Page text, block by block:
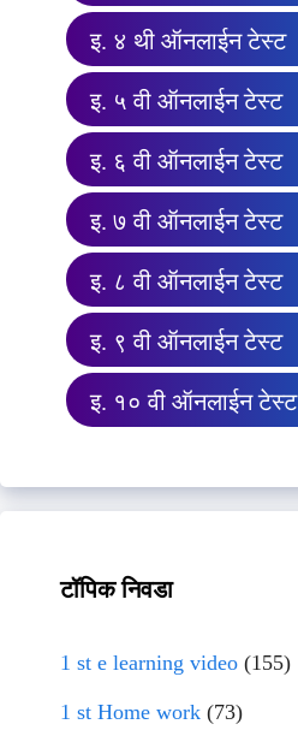
इ. ४ थी ऑनलाईन टेस्ट
इ. ५ वी ऑनलाईन टेस्ट
इ. ६ वी ऑनलाईन टेस्ट
इ. ७ वी ऑनलाईन टेस्ट
इ. ८ वी ऑनलाईन टेस्ट
इ. ९ वी ऑनलाईन टेस्ट
इ. १० वी ऑनलाईन टेस्ट
टॉपिक निवडा
1 st e learning video (155)
1 st Home work (73)